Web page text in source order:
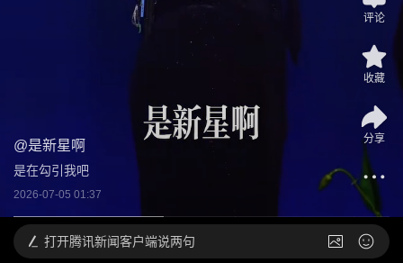
@是新星啊
是在勾引我吧
2026-07-05 01:37
评论
收藏
分享
打开腾讯新闻客户端说两句